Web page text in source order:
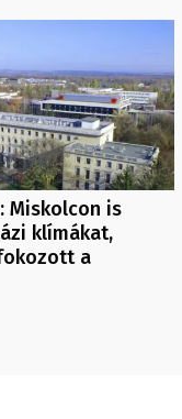
Miskolcon is
klímákat,
a